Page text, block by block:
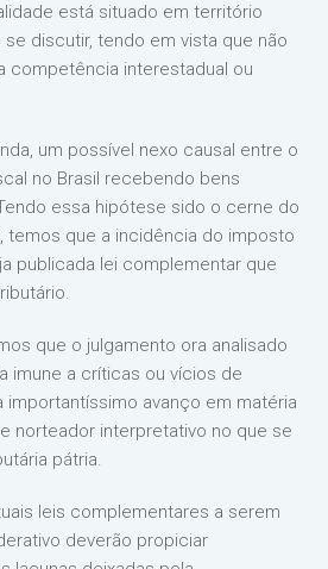
está situado em território
se discutir, tendo em vista que não
competência interestadual ou
um possível nexo causal entre o
no Brasil recebendo bens
essa hipótese sido o cerne do
temos que a incidência do imposto
publicada lei complementar que
que o julgamento ora analisado
imune a críticas ou vícios de
avanço em matéria
norteador interpretativo no que se
pátria.
leis complementares a serem
deverão propiciar